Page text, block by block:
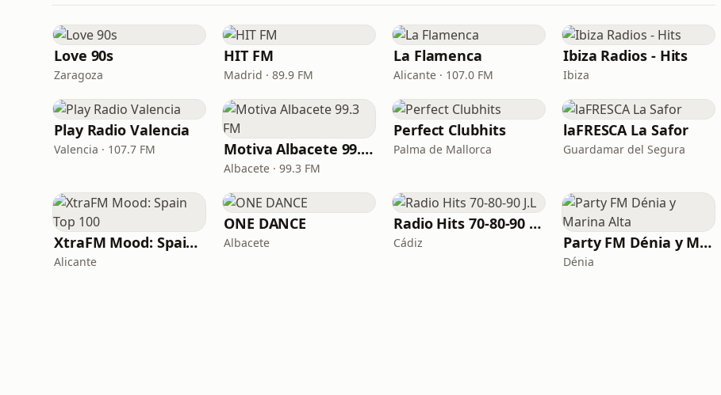
Love 90s
Zaragoza
HIT FM
Madrid · 89.9 FM
La Flamenca
Alicante · 107.0 FM
Ibiza Radios - Hits
Ibiza
Play Radio Valencia
Valencia · 107.7 FM Motiva Albacete 99.3 FM
Albacete · 99.3 FM
Perfect Clubhits
Palma de Mallorca
laFRESCA La Safor
Guardamar del Segura
XtraFM Mood: Spain Top 100
Alicante
ONE DANCE
Albacete
Radio Hits 70-80-90 J.L
Cádiz Party FM Dénia y Marina Alta
Dénia